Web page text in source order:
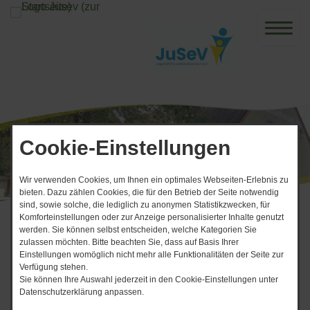
Cookie-Einstellungen
Wir verwenden Cookies, um Ihnen ein optimales Webseiten-Erlebnis zu
bieten. Dazu zählen Cookies, die für den Betrieb der Seite notwendig
sind, sowie solche, die lediglich zu anonymen Statistikzwecken, für
Komforteinstellungen oder zur Anzeige personalisierter Inhalte genutzt
werden. Sie können selbst entscheiden, welche Kategorien Sie
zulassen möchten. Bitte beachten Sie, dass auf Basis Ihrer
Einstellungen womöglich nicht mehr alle Funktionalitäten der Seite zur
Verfügung stehen.
Sie können Ihre Auswahl jederzeit in den Cookie-Einstellungen unter
Datenschutzerklärung anpassen.
Start Über uns Förderverein
Förderverein